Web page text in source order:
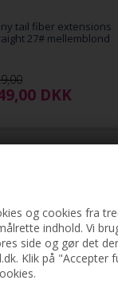
og cookies fra
indhold. Vi
side og gør det
Klik på "Accepter
tail fiber extensions
27# mellemblond
DKK